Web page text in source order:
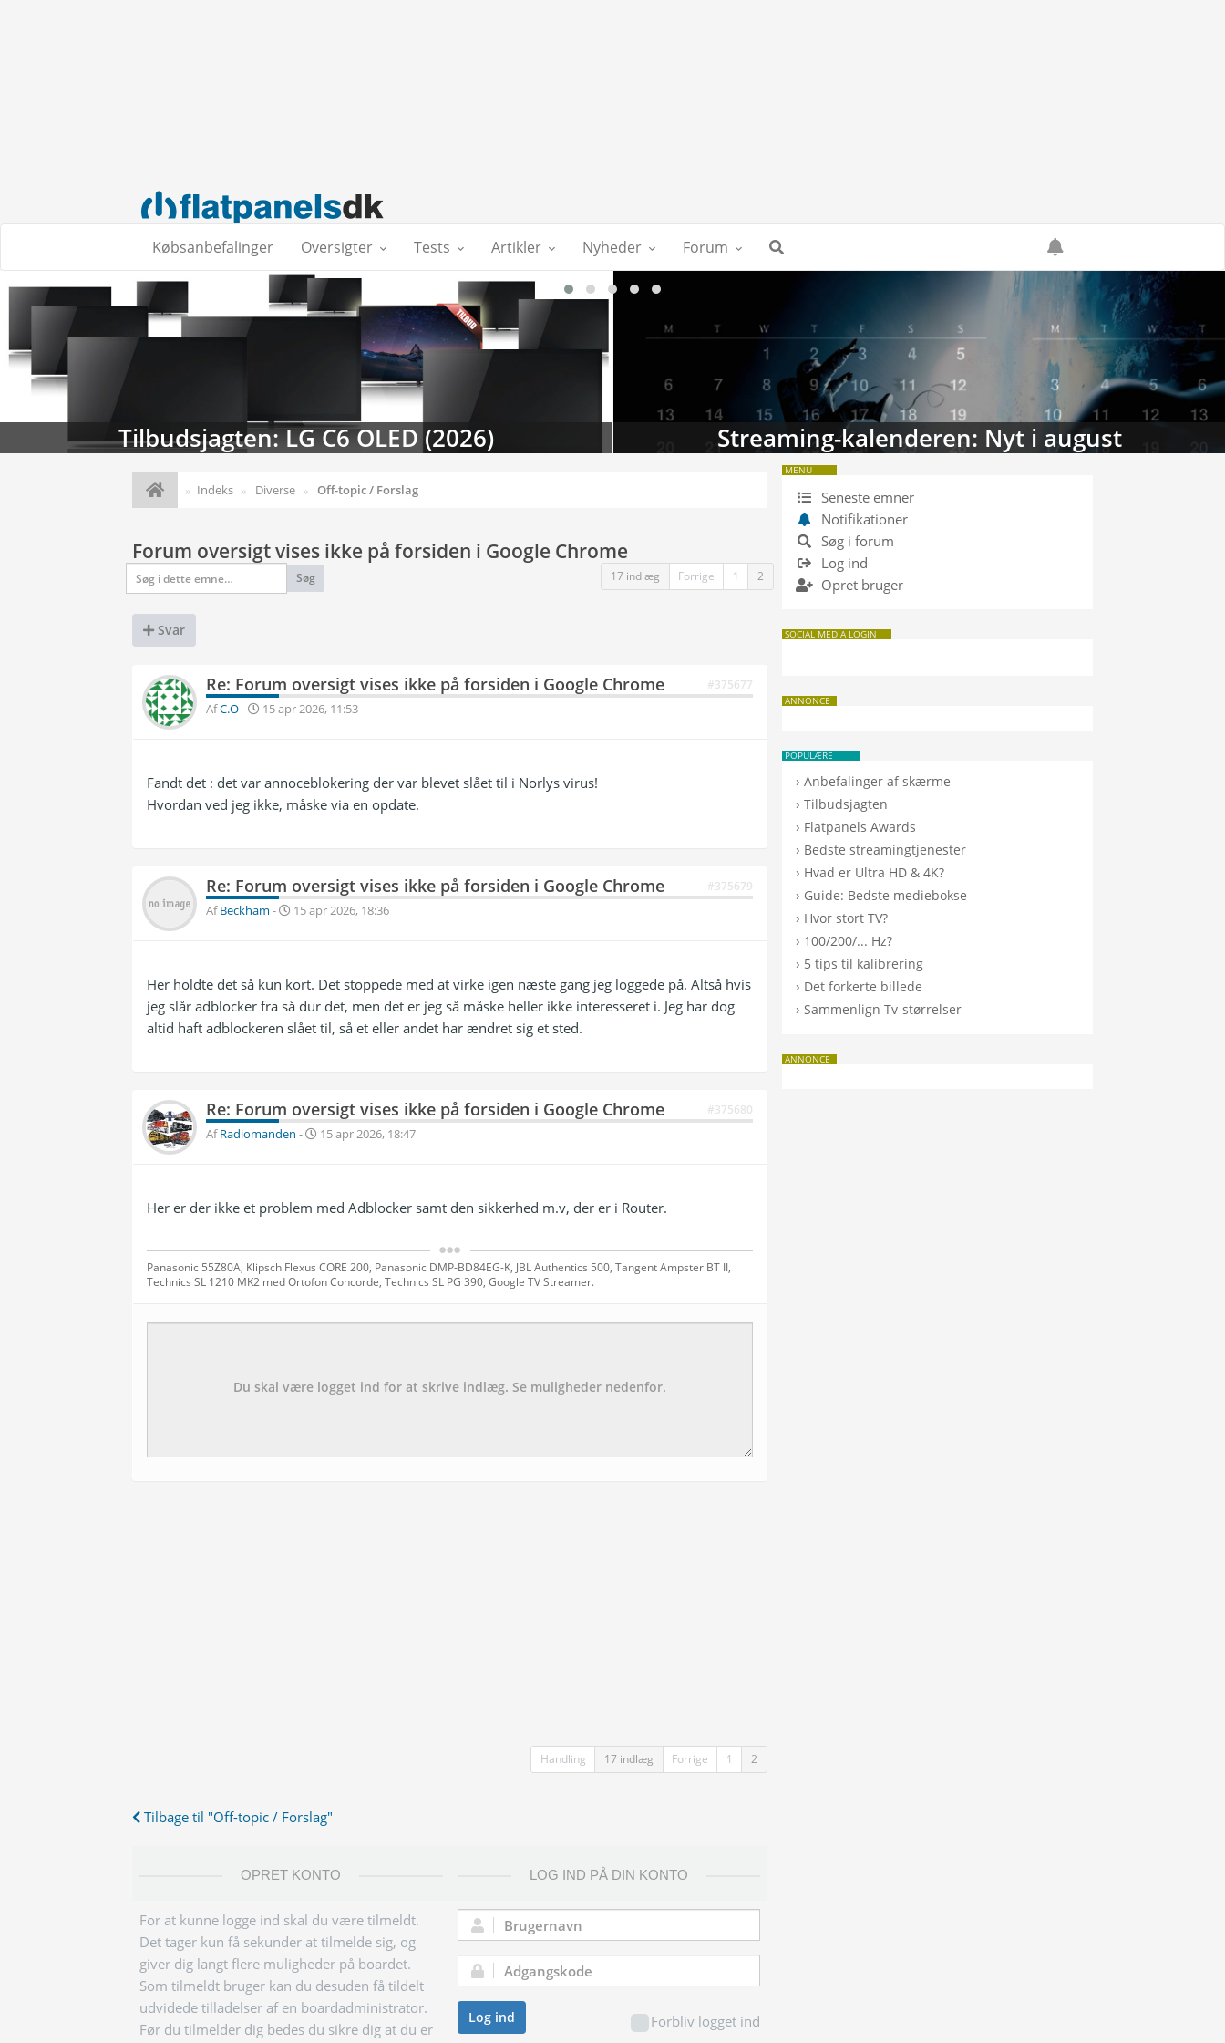
Købsanbefalinger Oversigter Tests Artikler Nyheder Forum
Tilbudsjagten: LG C6 OLED (2026) Streaming-kalenderen: Nyt i august
Indeks Diverse Off-topic / Forslag
Forum oversigt vises ikke på forsiden i Google Chrome
Søg 17 indlæg Forrige 1 2
Svar
Re: Forum oversigt vises ikke på forsiden i Google Chrome #375677
AfC.O- 15 apr 2026, 11:53
Fandt det : det var annoceblokering der var blevet slået til i Norlys virus!
Hvordan ved jeg ikke, måske via en opdate.
Re: Forum oversigt vises ikke på forsiden i Google Chrome #375679
AfBeckham - 15 apr 2026, 18:36
Her holdte det så kun kort. Det stoppede med at virke igen næste gang jeg loggede på. Altså hvis
jeg slår adblocker fra så dur det, men det er jeg så måske heller ikke interesseret i. Jeg har dog
altid haft adblockeren slået til, så et eller andet har ændret sig et sted.
Re: Forum oversigt vises ikke på forsiden i Google Chrome #375680
AfRadiomanden - 15 apr 2026, 18:47
Her er der ikke et problem med Adblocker samt den sikkerhed m.v, der er i Router.
Panasonic 55Z80A, Klipsch Flexus CORE 200, Panasonic DMP-BD84EG-K, JBL Authentics 500, Tangent Ampster BT II,
Technics SL 1210 MK2 med Ortofon Concorde, Technics SL PG 390, Google TV Streamer.
Handling 17 indlæg Forrige 1 2
Tilbage til "Off-topic / Forslag"
OPRET KONTO
For at kunne logge ind skal du være tilmeldt.
Det tager kun få sekunder at tilmelde sig, og
giver dig langt flere muligheder på boardet.
Som tilmeldt bruger kan du desuden få tildelt
udvidede tilladelser af en boardadministrator.
Før du tilmelder dig bedes du sikre dig at du er
LOG IND PÅ DIN KONTO
Brugernavn:
Adgangskode:
Forbliv logget ind
Log ind
MENU
Seneste emner
Notifikationer
Søg i forum
Log ind
Opret bruger
SOCIAL MEDIA LOGIN
ANNONCE
POPULÆRE
›Anbefalinger af skærme
›Tilbudsjagten
› Flatpanels Awards
› Bedste streamingtjenester
› Hvad er Ultra HD & 4K?
› Guide: Bedste mediebokse
› Hvor stort TV?
› 100/200/... Hz?
› 5 tips til kalibrering
› Det forkerte billede
›Sammenlign Tv-størrelser
ANNONCE